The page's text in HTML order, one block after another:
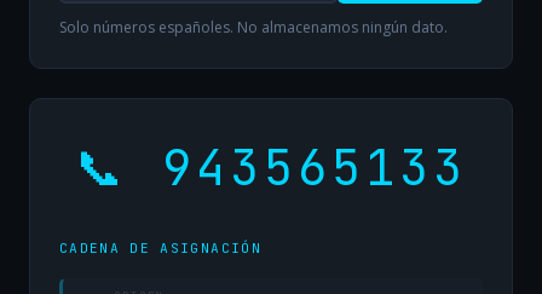
Solo números españoles. No almacenamos ningún dato.
📞 943565133
CADENA DE ASIGNACIÓN